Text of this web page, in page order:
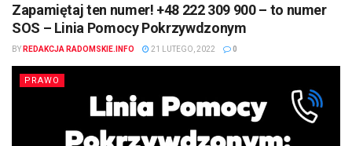
Zapamiętaj ten numer! +48 222 309 900 – to numer
SOS – Linia Pomocy Pokrzywdzonym
BY REDAKCJA RADOMSKIE.INFO 21 LUTEGO, 2022 0
PRAWO